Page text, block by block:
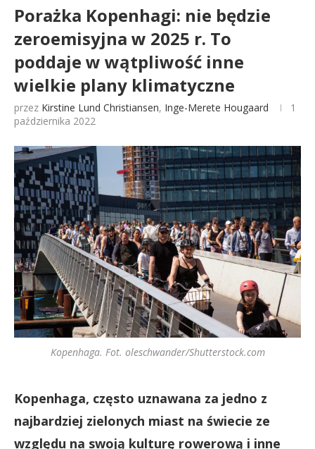
Porażka Kopenhagi: nie będzie
zeroemisyjna w 2025 r. To
poddaje w wątpliwość inne
wielkie plany klimatyczne
przez Kirstine Lund Christiansen, Inge-Merete Hougaard
1
października 2022
Kopenhaga. Fot. oleschwander/Shutterstock.com
Kopenhaga, często uznawana za jedno z
najbardziej zielonych miast na świecie ze
względu na swoją kulturę rowerową i inne